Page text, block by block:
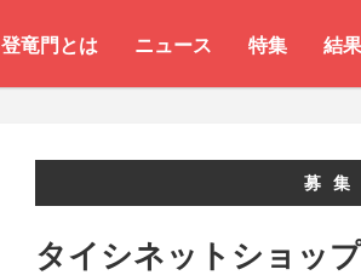
登竜門とは ニュース 特集 結
募
タイシネットショッ